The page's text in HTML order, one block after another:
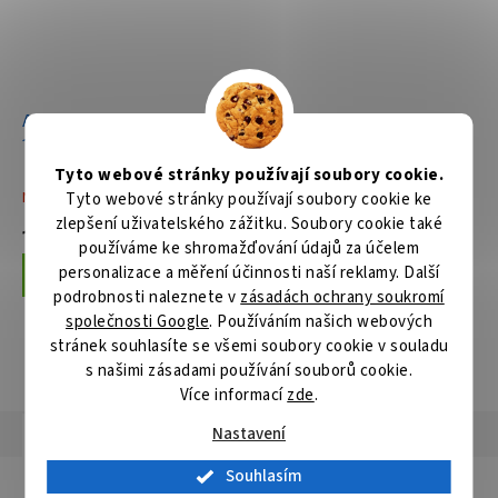
Tyto webové stránky používají soubory cookie.
Tyto webové stránky používají soubory cookie ke
zlepšení uživatelského zážitku. Soubory cookie také
používáme ke shromažďování údajů za účelem
personalizace a měření účinnosti naší reklamy. Další
podrobnosti naleznete v zásadách ochrany soukromí
společnosti Google. Používáním našich webových
stránek souhlasíte se všemi soubory cookie v souladu
s našimi zásadami používání souborů cookie.
Více informacízde.
Nastavení
Souhlasím
Aku hoblík Li-ion LXT
18V/5,0 Ah
Není skladem
10 141 Kč
Do košíku
Aku hoblík Li-ion LXT
Skladem
4 014 Kč
Do košíku
ZOBRAZIT VŠECHNY SOUVISEJÍCÍ PRODUKTY
Diskuze
Detailní popis produktu